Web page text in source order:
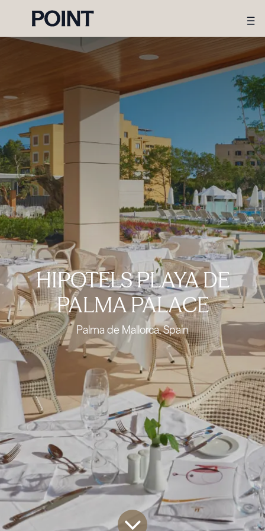
HIPOTELS PLAYA DE
PALMA PALACE
Palma de Mallorca, Spain